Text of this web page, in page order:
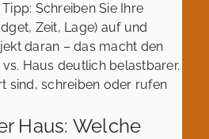
Schreiben Sie Ihre
Zeit, Lage) auf und
daran – das macht den
Haus deutlich belastbarer.
sind, schreiben oder rufen
Haus: Welche